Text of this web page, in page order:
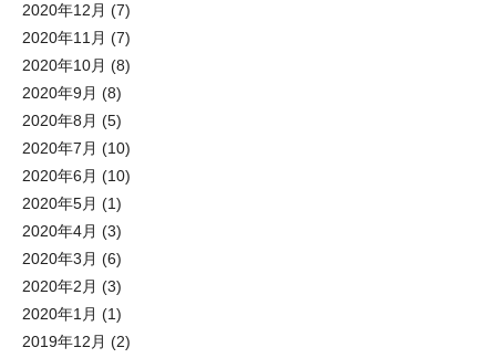
2020年12月 (7)
2020年11月 (7)
2020年10月 (8)
2020年9月 (8)
2020年8月 (5)
2020年7月 (10)
2020年6月 (10)
2020年5月 (1)
2020年4月 (3)
2020年3月 (6)
2020年2月 (3)
2020年1月 (1)
2019年12月 (2)